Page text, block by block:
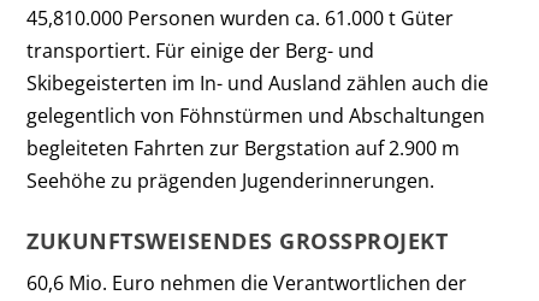
45,810.000 Personen wurden ca. 61.000 t Güter
transportiert. Für einige der Berg- und
Skibegeisterten im In- und Ausland zählen auch die
gelegentlich von Föhnstürmen und Abschaltungen
begleiteten Fahrten zur Bergstation auf 2.900 m
Seehöhe zu prägenden Jugenderinnerungen.
ZUKUNFTSWEISENDES GROSSPROJEKT
60,6 Mio. Euro nehmen die Verantwortlichen der